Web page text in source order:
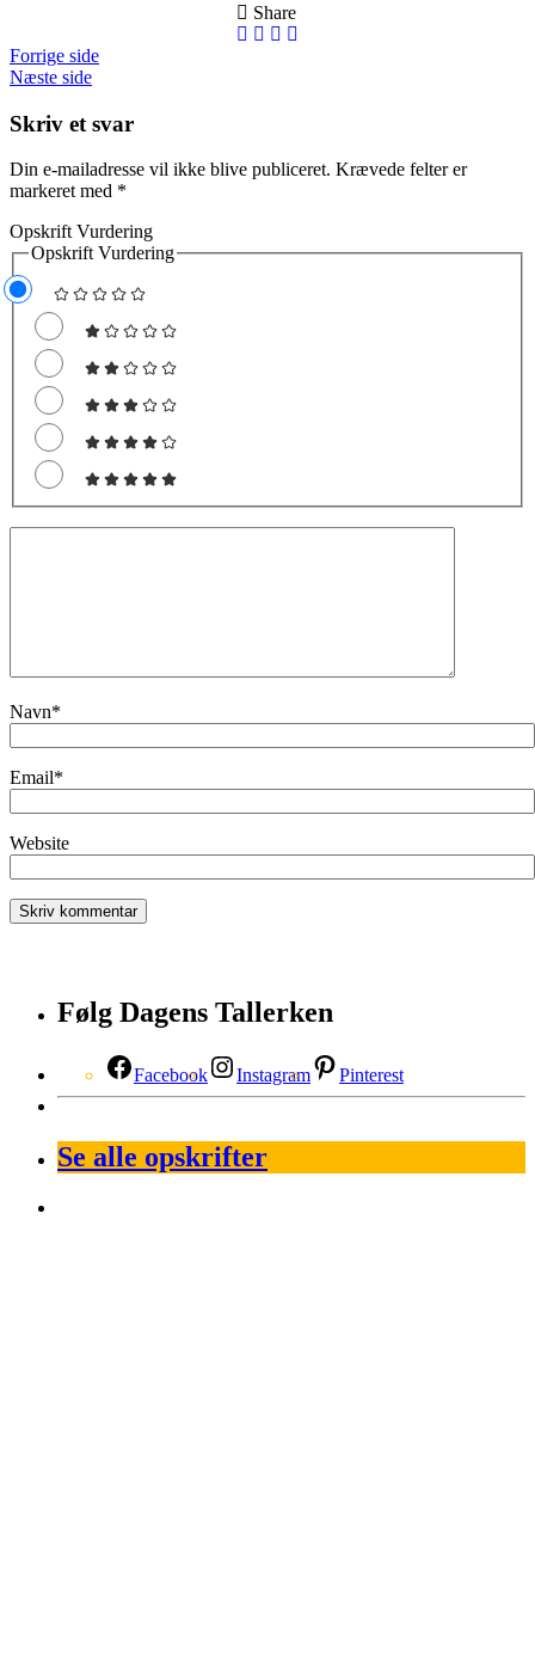
Share
Forrige side
Næste side
Skriv et svar
Din e-mailadresse vil ikke blive publiceret. Krævede felter er
markeret med *
Opskrift Vurdering
Opskrift Vurdering
Navn*
Email*
Website
Følg Dagens Tallerken
Facebook Instagram Pinterest
Se alle opskrifter